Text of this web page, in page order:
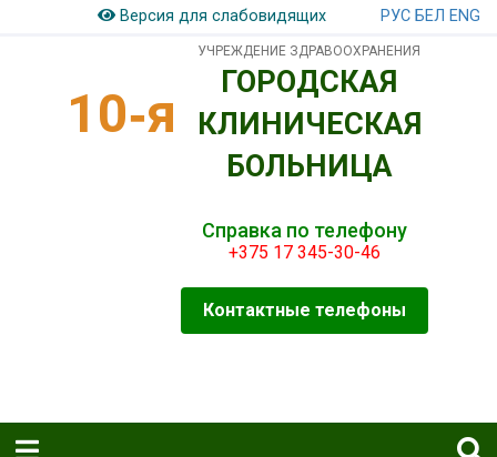
Версия для слабовидящих РУС БЕЛ ENG
10‑я
УЧРЕЖДЕНИЕ ЗДРАВООХРАНЕНИЯ
ГОРОДСКАЯ
КЛИНИЧЕСКАЯ
БОЛЬНИЦА
Справка по телефону
+375 17 345-30-46
Контактные телефоны